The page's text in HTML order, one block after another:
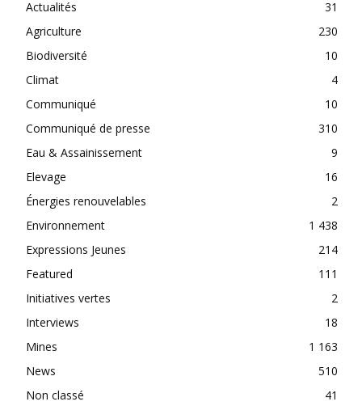
Actualités
31
Agriculture
230
Biodiversité
10
Climat
4
Communiqué
10
Communiqué de presse
310
Eau & Assainissement
9
Elevage
16
Énergies renouvelables
2
Environnement
1 438
Expressions Jeunes
214
Featured
111
Initiatives vertes
2
Interviews
18
Mines
1 163
News
510
Non classé
41